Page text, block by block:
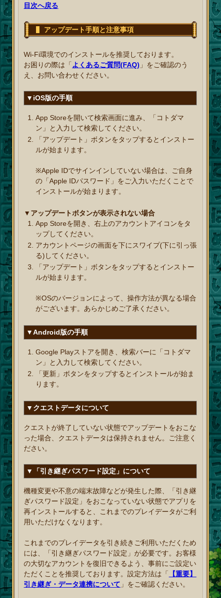
目次へ戻る
アップデート手順と注意事項
Wi-Fi環境でのインストールを推奨しております。
お困りの際は「よくあるご質問(FAQ) 」をご確認のう
え、お問い合わせください。
▼iOS版の手順
App Storeを開いて検索画面に進み、「コトダマ
ン」と入力して検索してください。
「アップデート」ボタンをタップするとインストー
ルが始まります。
※Apple IDでサインインしていない場合は、ご自身
の「Apple IDパスワード」をご入力いただくことで
インストールが始まります。
▼アップデートボタンが表示されない場合
App Storeを開き、右上のアカウントアイコンをタ
ップしてください。
アカウントページの画面を下にスワイプ(下に引っ張
る)してください。
「アップデート」ボタンをタップするとインストー
ルが始まります。
※OSのバージョンによって、操作方法が異なる場合
がございます。あらかじめご了承ください。
▼Android版の手順
Google Playストアを開き、検索バーに「コトダマ
ン」と入力して検索してください。
「更新」ボタンをタップするとインストールが始ま
ります。
▼クエストデータについて
クエストが終了していない状態でアップデートをおこな
った場合、クエストデータは保持されません。ご注意く
ださい。
▼「引き継ぎパスワード設定」について
機種変更や不意の端末故障などが発生した際、「引き継
ぎパスワード設定」をおこなっていない状態でアプリを
再インストールすると、これまでのプレイデータがご利
用いただけなくなります。
これまでのプレイデータを引き続きご利用いただくため
には、「引き継ぎパスワード設定」が必要です。お客様
の大切なアカウントを復旧できるよう、事前にご設定い
ただくことを推奨しております。設定方法は「
【重要】
引き継ぎ・データ連携について 」をご確認ください。